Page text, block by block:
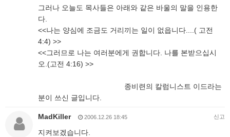
그러나 오늘도 목사들은 아래와 같은 바울의 말을 인용한
다.
<<나는 양심에 조금도 거리끼는 일이 없읍니다....( 고전
4:4) >>
<<그러므로 나는 여러분에게 권합니다. 나를 본받으십시
오.(고전 4:16) >>
종비련의 칼럼니스트 이드라는
분이 쓰신 글입니다.
MadKiller 2006.12.26 18:45 신고
지켜보겠습니다.